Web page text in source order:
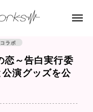
ラボ
～告白実行委
公演グッズを公